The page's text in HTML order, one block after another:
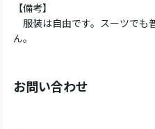
【備考】
服装は自由です。スーツでも
ん。
お問い合わせ